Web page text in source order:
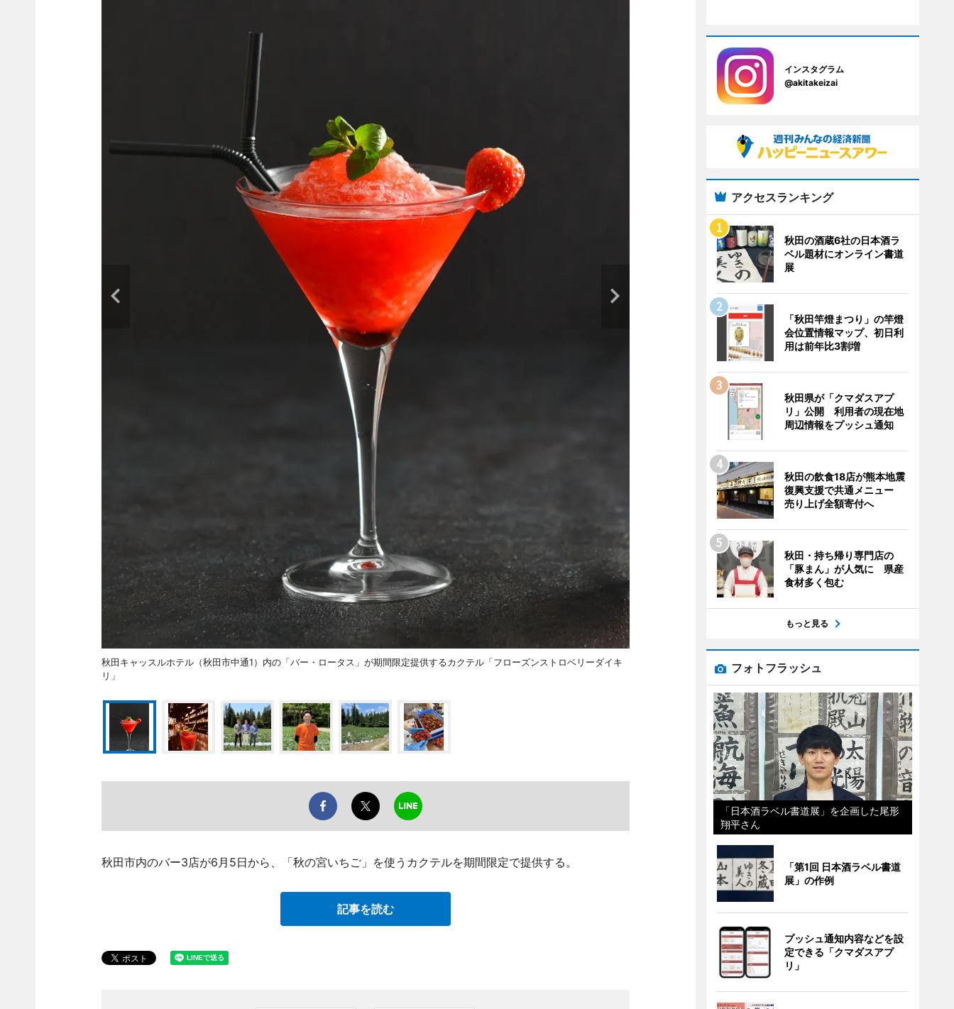
秋田キャッスルホテル（秋田市中通1）内の「バー・ロータス」が期間限定提供するカクテル「フローズンストロベリーダイキ
リ」
秋田市内のバー3店が6月5日から、「秋の宮いちご」を使うカクテルを期間限定で提供する。
記事を読む
インスタグラム
@akitakeizai
アクセスランキング
秋田の酒蔵6社の日本酒ラ
ベル題材にオンライン書道
展
「秋田竿燈まつり」の竿燈
会位置情報マップ、初日利
用は前年比3割増
秋田県が「クマダスアプ
リ」公開 利用者の現在地
周辺情報をプッシュ通知
秋田の飲食18店が熊本地震
復興支援で共通メニュー
売り上げ全額寄付へ
秋田・持ち帰り専門店の
「豚まん」が人気に 県産
食材多く包む
もっと見る
フォトフラッシュ
「日本酒ラベル書道展」を企画した尾形
翔平さん
「第1回 日本酒ラベル書道
展」の作例
プッシュ通知内容などを設
定できる「クマダスアプ
リ」